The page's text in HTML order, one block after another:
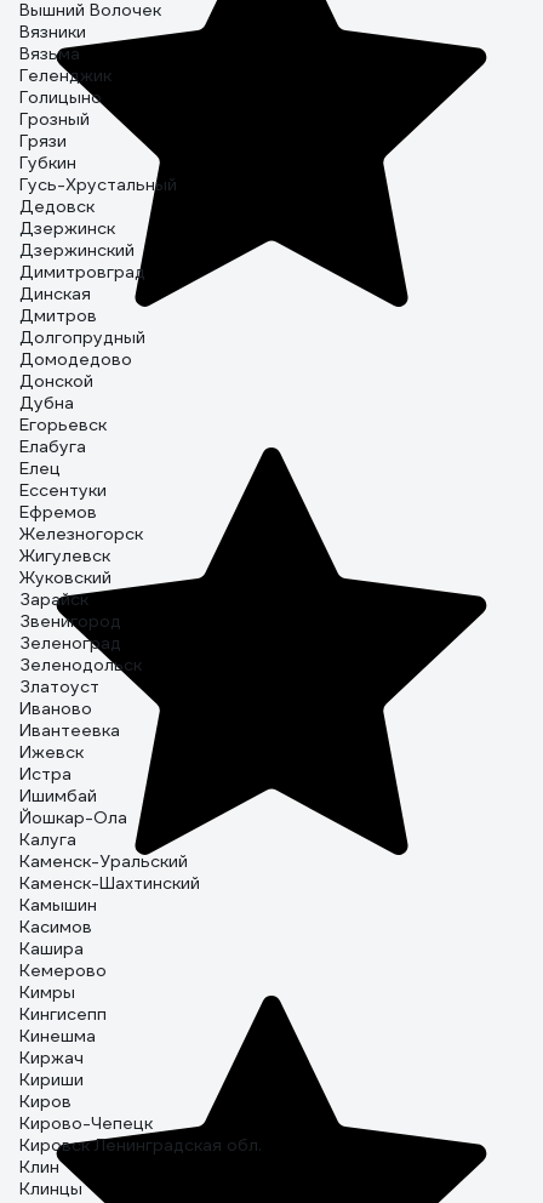
Вышний Волочек
Вязники
Вязьма
Геленджик
Голицыно
Грозный
Грязи
Губкин
Гусь-Хрустальный
Дедовск
Дзержинск
Дзержинский
Димитровград
Динская
Дмитров
Долгопрудный
Домодедово
Донской
Дубна
Егорьевск
Елабуга
Елец
Ессентуки
Ефремов
Железногорск
Жигулевск
Жуковский
Зарайск
Звенигород
Зеленоград
Зеленодольск
Златоуст
Иваново
Ивантеевка
Ижевск
Истра
Ишимбай
Йошкар-Ола
Калуга
Каменск-Уральский
Каменск-Шахтинский
Камышин
Касимов
Кашира
Кемерово
Кимры
Кингисепп
Кинешма
Киржач
Кириши
Киров
Кирово-Чепецк
Кировск Ленинградская обл.
Клин
Клинцы